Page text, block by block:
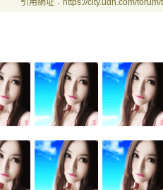
引用網址：https://city.udn.com/